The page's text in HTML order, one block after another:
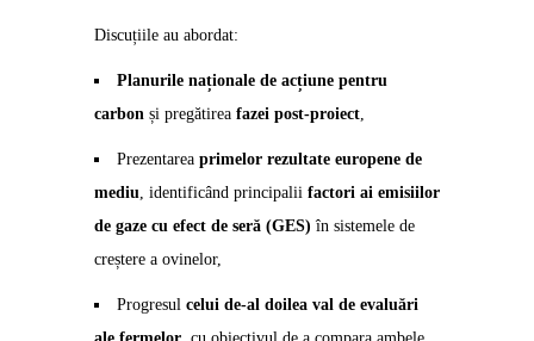
Discuțiile au abordat:
Planurile naționale de acțiune pentru
carbon și pregătirea fazei post-proiect,
Prezentarea primelor rezultate europene de
mediu, identificând principalii factori ai emisiilor
de gaze cu efect de seră (GES) în sistemele de
creștere a ovinelor,
Progresul celui de-al doilea val de evaluări